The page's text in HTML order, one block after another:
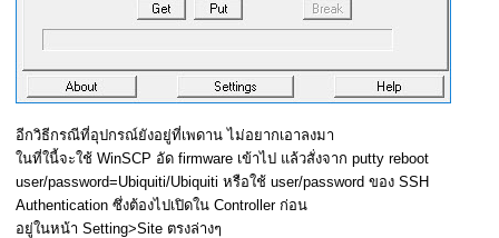
อีกวิธีกรณีที่อุปกรณ์ยังอยู่ที่เพดาน ไม่อยากเอาลงมา
ในที่ในี้จะใช้ WinSCP อัด firmware เข้าไป แล้วสั่งจาก putty reboot
user/password=Ubiquiti/Ubiquiti หรือใช้ user/password ของ SSH
Authentication ซึ่งต้องไปเปิดใน Controller ก่อน
อยู่ในหน้า Setting>Site ตรงล่างๆ